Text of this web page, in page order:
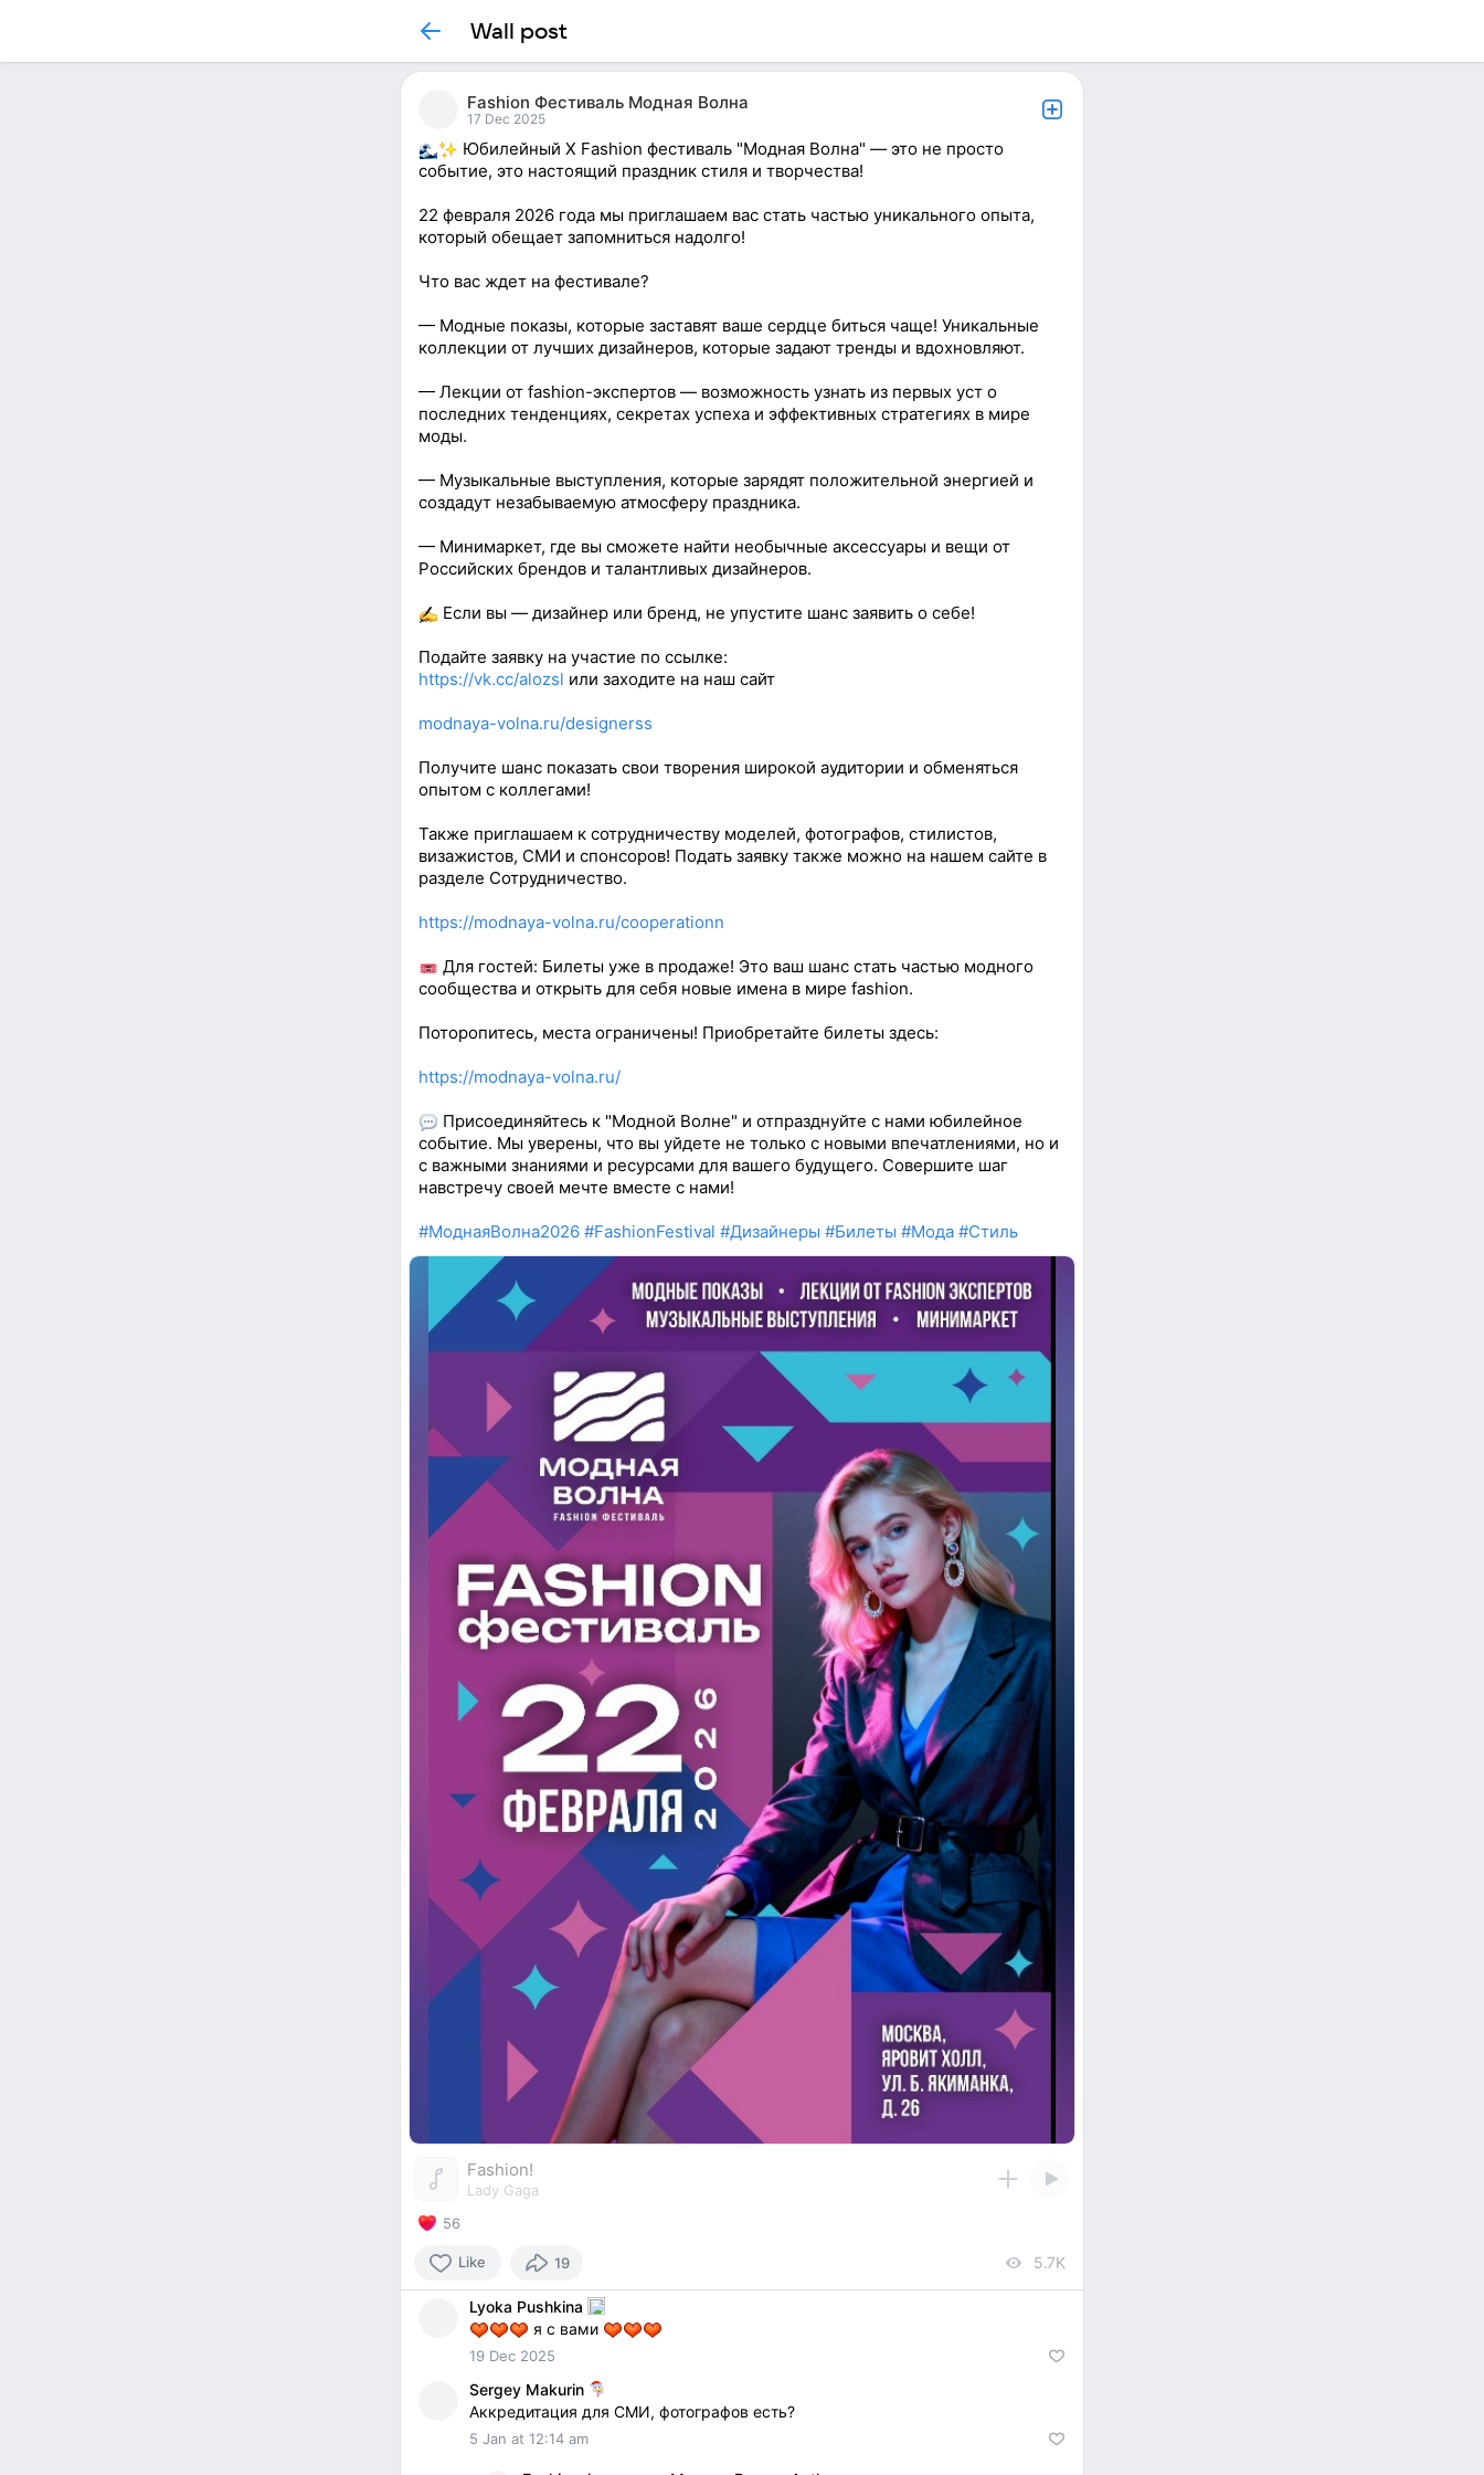
Wall post
Fashion Фестиваль Модная Волна
17 Dec 2025
Юбилейный X Fashion фестиваль "Модная Волна" — это не просто
событие, это настоящий праздник стиля и творчества!
22 февраля 2026 года мы приглашаем вас стать частью уникального опыта,
который обещает запомниться надолго!
Что вас ждет на фестивале?
— Модные показы, которые заставят ваше сердце биться чаще! Уникальные
коллекции от лучших дизайнеров, которые задают тренды и вдохновляют.
— Лекции от fashion-экспертов — возможность узнать из первых уст о
последних тенденциях, секретах успеха и эффективных стратегиях в мире
моды.
— Музыкальные выступления, которые зарядят положительной энергией и
создадут незабываемую атмосферу праздника.
— Минимаркет, где вы сможете найти необычные аксессуары и вещи от
Российских брендов и талантливых дизайнеров.
Если вы — дизайнер или бренд, не упустите шанс заявить о себе!
Подайте заявку на участие по ссылке:
https://vk.cc/alozsl или заходите на наш сайт
modnaya-volna.ru/designerss
Получите шанс показать свои творения широкой аудитории и обменяться
опытом с коллегами!
Также приглашаем к сотрудничеству моделей, фотографов, стилистов,
визажистов, СМИ и спонсоров! Подать заявку также можно на нашем сайте в
разделе Сотрудничество.
https://modnaya-volna.ru/cooperationn
Для гостей: Билеты уже в продаже! Это ваш шанс стать частью модного
сообщества и открыть для себя новые имена в мире fashion.
Поторопитесь, места ограничены! Приобретайте билеты здесь:
https://modnaya-volna.ru/
Присоединяйтесь к "Модной Волне" и отпразднуйте с нами юбилейное
событие. Мы уверены, что вы уйдете не только с новыми впечатлениями, но и
с важными знаниями и ресурсами для вашего будущего. Совершите шаг
навстречу своей мечте вместе с нами!
#МоднаяВолна2026 #FashionFestival #Дизайнеры #Билеты #Мода #Стиль
Fashion!
Lady Gaga
56
Like 19 5.7K
Lyoka Pushkina
я с вами
19 Dec 2025
Sergey Makurin
Аккредитация для СМИ, фотографов есть?
5 Jan at 12:14 am